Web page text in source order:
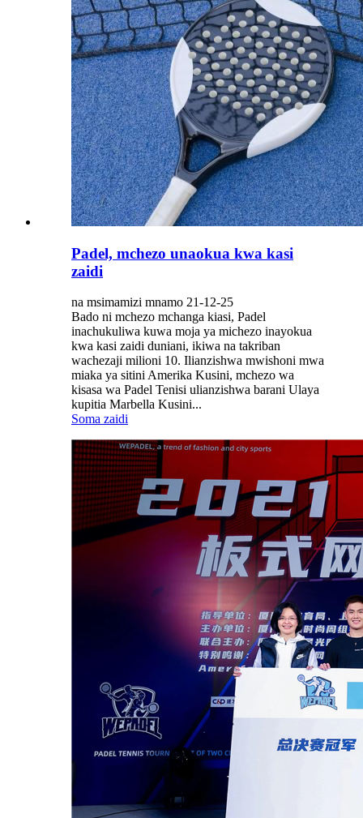
Padel, mchezo unaokua kwa kasi
zaidi
na msimamizi mnamo 21-12-25
Bado ni mchezo mchanga kiasi, Padel
inachukuliwa kuwa moja ya michezo inayokua
kwa kasi zaidi duniani, ikiwa na takriban
wachezaji milioni 10. Ilianzishwa mwishoni mwa
miaka ya sitini Amerika Kusini, mchezo wa
kisasa wa Padel Tenisi ulianzishwa barani Ulaya
kupitia Marbella Kusini...
Soma zaidi